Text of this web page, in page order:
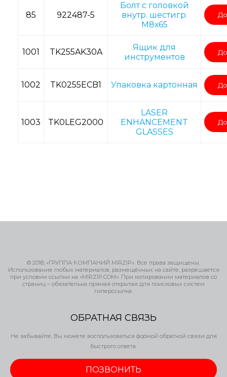
85 922487-5
Болт с головкой
внутр. шестигр.
M8х65
1001 TK255AK30A
Ящик для
инструментов
1002 TK0255ECB1 Упаковка картонная
1003 TK0LEG2000
LASER
ENHANCEMENT
GLASSES
© 2018, «ГРУППА КОМПАНИЙ MIRZIP». Все права защищены.
Использование любых материалов, размещённых на сайте, разрешается
при условии ссылки на «MIRZIP.COM». При копировании материалов со
страниц – обязательна прямая открытая для поисковых систем
гиперссылка.
ОБРАТНАЯ СВЯЗЬ
Не забывайте, Вы можете воспользоваться формой обратной связи для
быстрого ответа.
ПОЗВОНИТЬ